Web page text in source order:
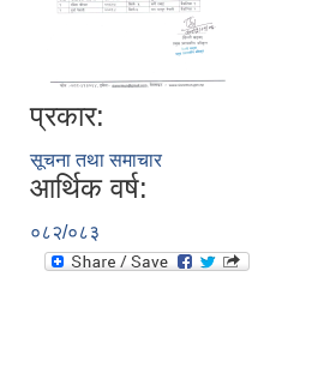
प्रकार:
सूचना तथा समाचार
आर्थिक वर्ष:
०८२/०८३